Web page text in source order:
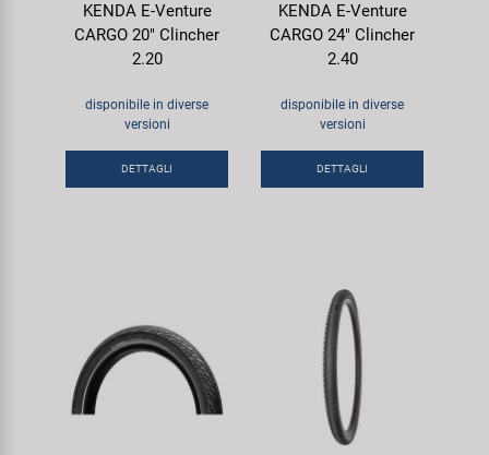
KENDA E-Venture
CARGO 20" Clincher
2.20
disponibile in diverse
versioni
DETTAGLI
KENDA E-Venture
CARGO 24" Clincher
2.40
disponibile in diverse
versioni
DETTAGLI